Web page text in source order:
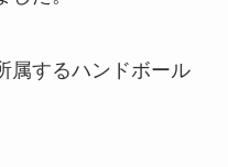
属するハンドボール